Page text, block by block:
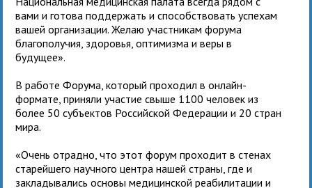
вами и готова поддержать и способствовать успехам
вашей организации. Желаю участникам форума
благополучия, здоровья, оптимизма и веры в
будущее».
В работе Форума, который проходил в онлайн-
формате, приняли участие свыше 1100 человек из
более 50 субъектов Российской Федерации и 20 стран
мира.
«Очень отрадно, что этот форум проходит в стенах
старейшего научного центра нашей страны, где и
закладывались основы медицинской реабилитации и